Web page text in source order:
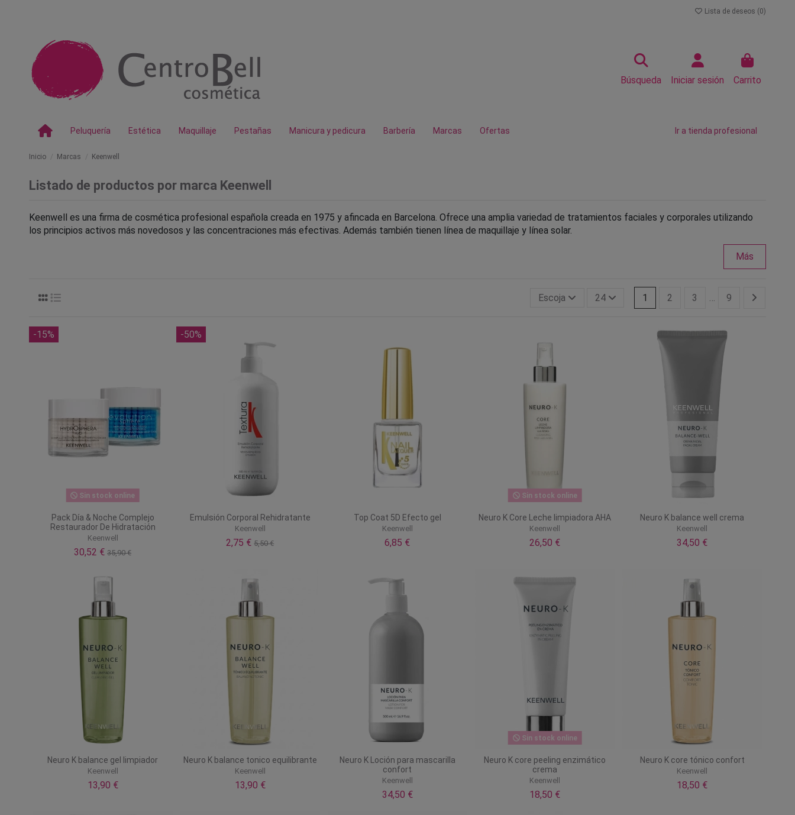
Lista de deseos (0)
Búsqueda Iniciar sesión Carrito
Peluquería Estética Maquillaje Pestañas Manicura y pedicura Barbería Marcas Ofertas Ir a tienda profesional
Inicio Marcas Keenwell
Listado de productos por marca Keenwell
Keenwell es una firma de cosmética profesional española creada en 1975 y afincada en Barcelona. Ofrece una amplia variedad de tratamientos faciales y corporales utilizando
los principios activos más novedosos y las concentraciones más efectivas. Además también tienen línea de maquillaje y línea solar.
Más
Escoja 24 1 2 3 9
-15%
Sin stock online
Pack Día & Noche Complejo
Restaurador De Hidratación
Keenwell
30,52 €35,90 €
-50%
Emulsión Corporal Rehidratante
Keenwell
2,75 €5,50 €
Top Coat 5D Efecto gel
Keenwell
6,85 €
Sin stock online
Neuro K Core Leche limpiadora AHA
Keenwell
26,50 €
Neuro K balance well crema
Keenwell
34,50 €
Neuro K balance gel limpiador
Keenwell
13,90 €
Neuro K balance tonico equilibrante
Keenwell
13,90 €
Neuro K Loción para mascarilla
confort
Keenwell
34,50 €
Sin stock online
Neuro K core peeling enzimático
crema
Keenwell
18,50 €
Neuro K core tónico confort
Keenwell
18,50 €